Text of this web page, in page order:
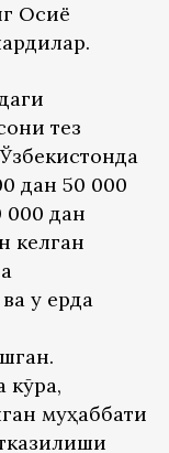
Осиё
тез
дан 50 000
000 дан
келган
у ерда
кўра,
муҳаббати